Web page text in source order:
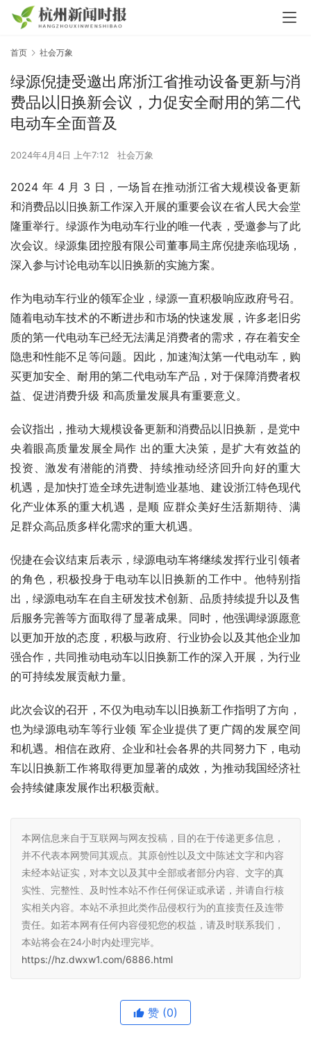
首页 社会万象
绿源倪捷受邀出席浙江省推动设备更新与消
费品以旧换新会议，力促安全耐用的第二代
电动车全面普及
2024年4月4日 上午7:12 社会万象
2024 年 4 月 3 日，一场旨在推动浙江省大规模设备更新
和消费品以旧换新工作深入开展的重要会议在省人民大会堂
隆重举行。绿源作为电动车行业的唯一代表，受邀参与了此
次会议。绿源集团控股有限公司董事局主席倪捷亲临现场，
深入参与讨论电动车以旧换新的实施方案。
作为电动车行业的领军企业，绿源一直积极响应政府号召。
随着电动车技术的不断进步和市场的快速发展，许多老旧劣
质的第一代电动车已经无法满足消费者的需求，存在着安全
隐患和性能不足等问题。因此，加速淘汰第一代电动车，购
买更加安全、耐用的第二代电动车产品，对于保障消费者权
益、促进消费升级 和高质量发展具有重要意义。
会议指出，推动大规模设备更新和消费品以旧换新，是党中
央着眼高质量发展全局作 出的重大决策，是扩大有效益的
投资、激发有潜能的消费、持续推动经济回升向好的重大
机遇，是加快打造全球先进制造业基地、建设浙江特色现代
化产业体系的重大机遇，是顺 应群众美好生活新期待、满
足群众高品质多样化需求的重大机遇。
倪捷在会议结束后表示，绿源电动车将继续发挥行业引领者
的角色，积极投身于电动车以旧换新的工作中。他特别指
出，绿源电动车在自主研发技术创新、品质持续提升以及售
后服务完善等方面取得了显著成果。同时，他强调绿源愿意
以更加开放的态度，积极与政府、行业协会以及其他企业加
强合作，共同推动电动车以旧换新工作的深入开展，为行业
的可持续发展贡献力量。
此次会议的召开，不仅为电动车以旧换新工作指明了方向，
也为绿源电动车等行业领 军企业提供了更广阔的发展空间
和机遇。相信在政府、企业和社会各界的共同努力下，电动
车以旧换新工作将取得更加显著的成效，为推动我国经济社
会持续健康发展作出积极贡献。
本网信息来自于互联网与网友投稿，目的在于传递更多信息，
并不代表本网赞同其观点。其原创性以及文中陈述文字和内容
未经本站证实，对本文以及其中全部或者部分内容、文字的真
实性、完整性、及时性本站不作任何保证或承诺，并请自行核
实相关内容。本站不承担此类作品侵权行为的直接责任及连带
责任。如若本网有任何内容侵犯您的权益，请及时联系我们，
本站将会在24小时内处理完毕。
https://hz.dwxw1.com/6886.html
赞 (0)